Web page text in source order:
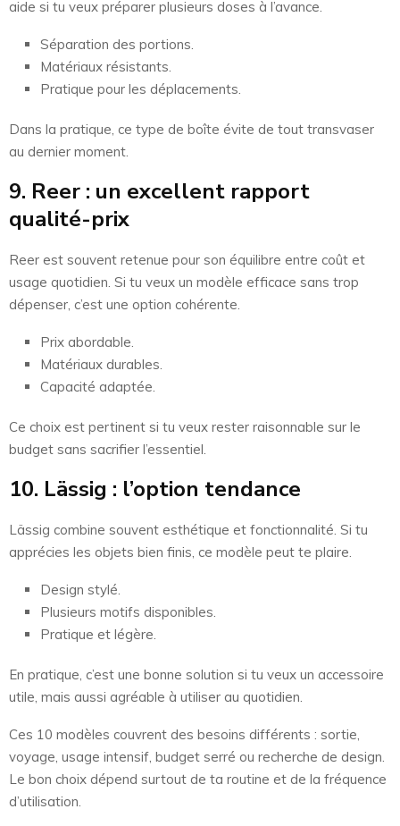
aide si tu veux préparer plusieurs doses à l’avance.
Séparation des portions.
Matériaux résistants.
Pratique pour les déplacements.
Dans la pratique, ce type de boîte évite de tout transvaser
au dernier moment.
9. Reer : un excellent rapport
qualité-prix
Reer est souvent retenue pour son équilibre entre coût et
usage quotidien. Si tu veux un modèle efficace sans trop
dépenser, c’est une option cohérente.
Prix abordable.
Matériaux durables.
Capacité adaptée.
Ce choix est pertinent si tu veux rester raisonnable sur le
budget sans sacrifier l’essentiel.
10. Lässig : l’option tendance
Lässig combine souvent esthétique et fonctionnalité. Si tu
apprécies les objets bien finis, ce modèle peut te plaire.
Design stylé.
Plusieurs motifs disponibles.
Pratique et légère.
En pratique, c’est une bonne solution si tu veux un accessoire
utile, mais aussi agréable à utiliser au quotidien.
Ces 10 modèles couvrent des besoins différents : sortie,
voyage, usage intensif, budget serré ou recherche de design.
Le bon choix dépend surtout de ta routine et de la fréquence
d’utilisation.